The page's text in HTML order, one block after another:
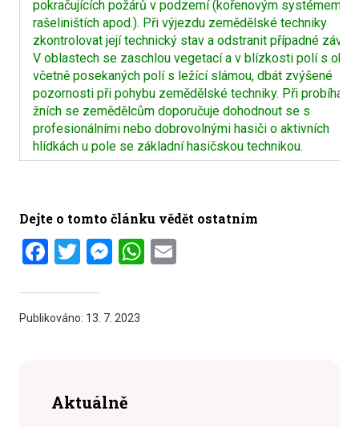
pokračujících požárů v podzemí (kořenovým systémem, v
rašeliništích apod.). Při výjezdu zemědělské techniky
zkontrolovat její technický stav a odstranit případné
V oblastech se zaschlou vegetací a v blízkosti polí s
včetně posekaných polí s ležící slámou, dbát zvýšené
pozornosti při pohybu zemědělské techniky. Při
žních se zemědělcům doporučuje dohodnout se s
profesionálními nebo dobrovolnými hasiči o aktivních
hlídkách u pole se základní hasičskou technikou.
Dejte o tomto článku vědět ostatním
Facebook
Twitter
Messenger
WhatsApp
Publikováno: 13. 7. 2023
Aktuálně